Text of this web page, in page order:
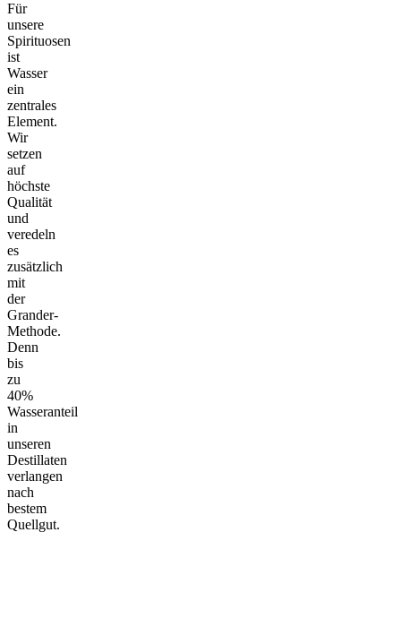
Für
unsere
Spirituosen
ist
Wasser
ein
zentrales
Element.
Wir
setzen
auf
höchste
Qualität
und
veredeln
es
zusätzlich
mit
der
Grander-
Methode.
Denn
bis
zu
40%
Wasseranteil
in
unseren
Destillaten
verlangen
nach
bestem
Quellgut.